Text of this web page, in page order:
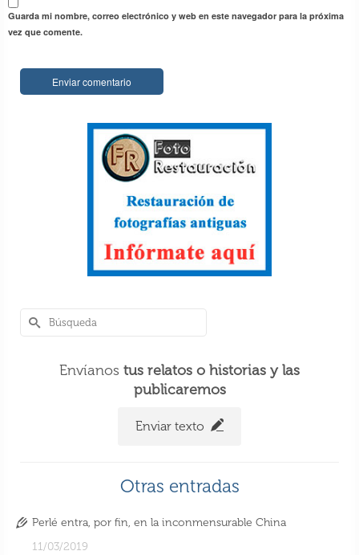
Guarda mi nombre, correo electrónico y web en este navegador para la próxima
vez que comente.
Envíanos tus relatos o historias y las
publicaremos
Enviar texto
Otras entradas
Perlé entra, por fin, en la inconmensurable China
11/03/2019